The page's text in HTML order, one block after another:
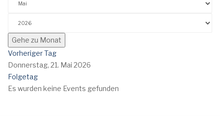
Gehe zu Monat
Vorheriger Tag
Donnerstag, 21. Mai 2026
Folgetag
Es wurden keine Events gefunden